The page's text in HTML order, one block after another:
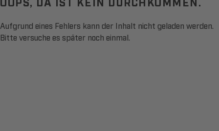
Aufgrund eines Fehlers kann der Inhalt nicht geladen werden.
Bitte versuche es später noch einmal.